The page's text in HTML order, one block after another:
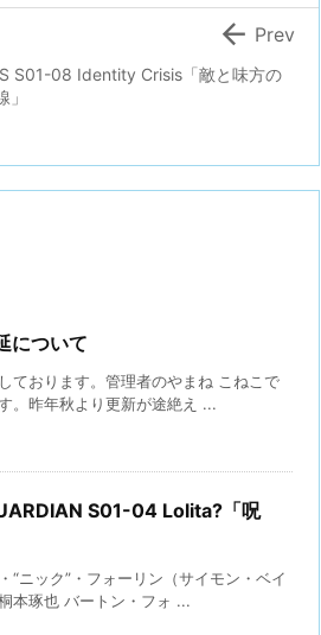
S01-08 Identity Crisis「敵と味方の
」
 Prev
について
ております。管理者のやまね こねこで
。昨年秋より更新が途絶え ...
S01-04 Lolita?「呪
“ニック”・フォーリン（サイモン・ベイ
本琢也 バートン・フォ ...